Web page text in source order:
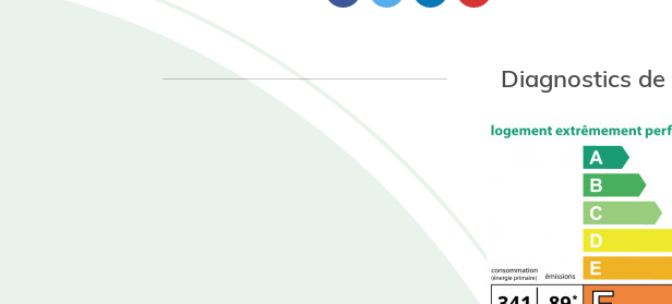
Diagnostics de